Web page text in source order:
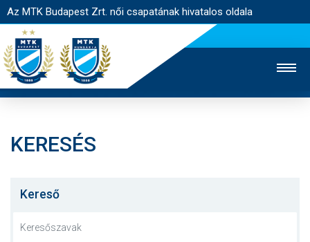
Az MTK Budapest Zrt. női csapatának hivatalos oldala
JEGYÉRTÉKESÍTÉS
KERESÉS
Kereső